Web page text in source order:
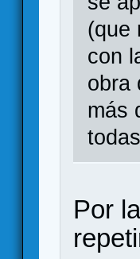
(que
con
obra
más
Por